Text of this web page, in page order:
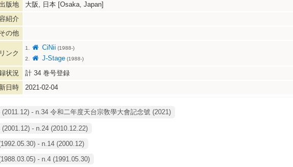
版地
大阪, 日本 [Osaka, Japan]
紹介
その他
ンク
1. CiNii (1988-)
2.
J-Stage(1988-)
状況 計 34巻号登録
日時
2021-02-04
- n.34 令和二年度天台宗敎學大會記念號 (2021)
- n.24 (2010.12.22)
- n.14 (2000.12)
- n.4 (1991.05.30)